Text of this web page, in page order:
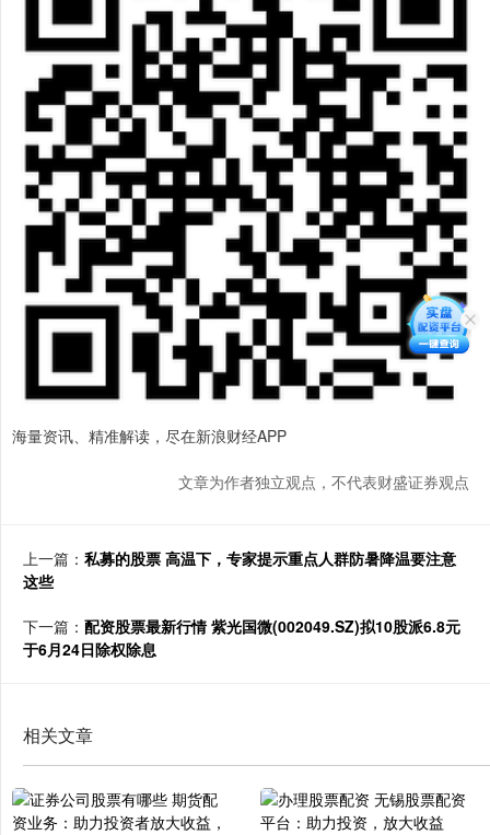
海量资讯、精准解读，尽在新浪财经APP
文章为作者独立观点，不代表财盛证券观点
上一篇： 私募的股票 高温下，专家提示重点人群防暑降温要注意
这些
下一篇： 配资股票最新行情 紫光国微(002049.SZ)拟10股派6.8元
于6月24日除权除息
相关文章